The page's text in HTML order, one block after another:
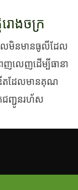
ោងចក្រ
លមិនមានធូលីដែល
ញលេញដើម្បីធានា
តដែលមានគុណ
ជញ្ជូនរហ័ស